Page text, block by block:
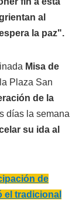
al
la paz".
Misa de
Plaza San
de la
días la semana
su ida al
de
el tradicional